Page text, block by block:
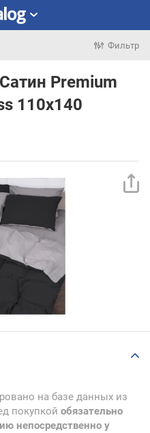
Фильтр
Premium
110х140
на базе данных из
покупкой обязательно
непосредственно у